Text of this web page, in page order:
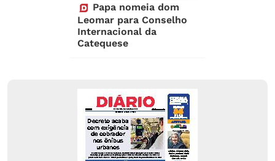
Papa nomeia dom
Leomar para Conselho
Internacional da
Catequese